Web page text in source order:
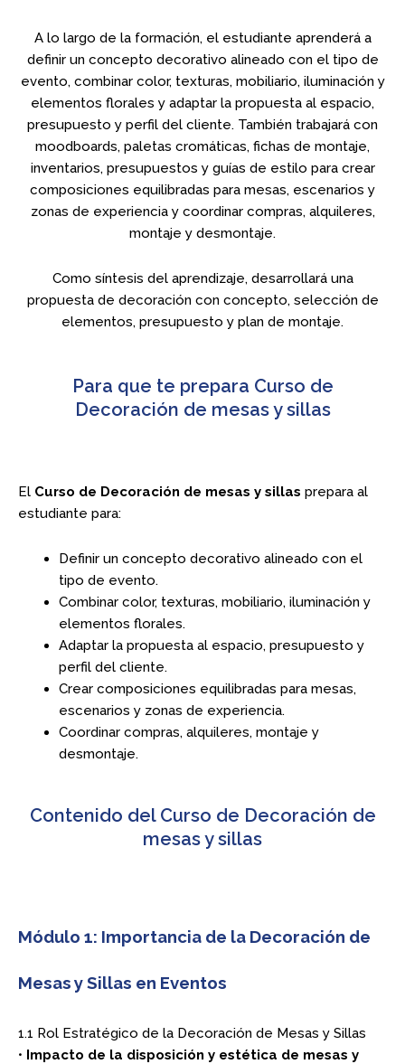
A lo largo de la formación, el estudiante aprenderá a
definir un concepto decorativo alineado con el tipo de
evento, combinar color, texturas, mobiliario, iluminación y
elementos florales y adaptar la propuesta al espacio,
presupuesto y perfil del cliente. También trabajará con
moodboards, paletas cromáticas, fichas de montaje,
inventarios, presupuestos y guías de estilo para crear
composiciones equilibradas para mesas, escenarios y
zonas de experiencia y coordinar compras, alquileres,
montaje y desmontaje.
Como síntesis del aprendizaje, desarrollará una
propuesta de decoración con concepto, selección de
elementos, presupuesto y plan de montaje.
Para que te prepara Curso de
Decoración de mesas y sillas
El Curso de Decoración de mesas y sillas prepara al
estudiante para:
Definir un concepto decorativo alineado con el
tipo de evento.
Combinar color, texturas, mobiliario, iluminación y
elementos florales.
Adaptar la propuesta al espacio, presupuesto y
perfil del cliente.
Crear composiciones equilibradas para mesas,
escenarios y zonas de experiencia.
Coordinar compras, alquileres, montaje y
desmontaje.
Contenido del Curso de Decoración de
mesas y sillas
Módulo 1: Importancia de la Decoración de
Mesas y Sillas en Eventos
1.1 Rol Estratégico de la Decoración de Mesas y Sillas
• Impacto de la disposición y estética de mesas y